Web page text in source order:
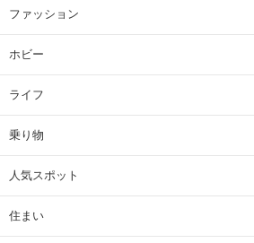
ファッション
ホビー
ライフ
乗り物
人気スポット
住まい